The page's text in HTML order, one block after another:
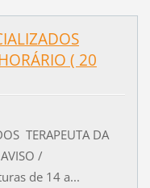
( 20
TERAPEUTA DA
/
de 14 a...